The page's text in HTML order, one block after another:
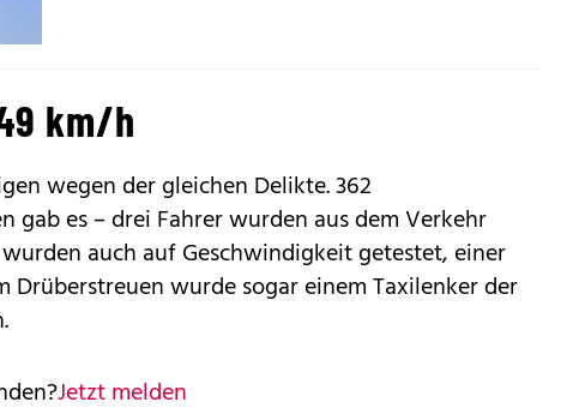
km/h
wegen der gleichen Delikte. 362
gab es – drei Fahrer wurden aus dem Verkehr
auch auf Geschwindigkeit getestet, einer
Drüberstreuen wurde sogar einem Taxilenker der
Jetzt melden